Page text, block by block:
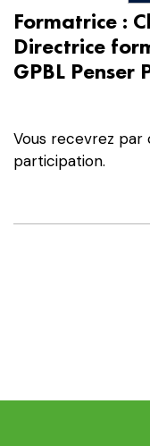
Formation
Techno
2
choisir
son
gestion
Formatrice :
Directrice
GPBL Penser
Vous recevrez
participation.